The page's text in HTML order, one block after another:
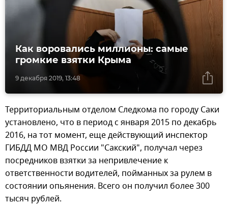
9 декабря 2019, 13:48
Как воровались миллионы: самые
громкие взятки Крыма
Территориальным отделом Следкома по городу Саки
установлено, что в период с января 2015 по декабрь
2016, на тот момент, еще действующий инспектор
ГИБДД МО МВД России "Сакский", получал через
посредников взятки за непривлечение к
ответственности водителей, пойманных за рулем в
состоянии опьянения. Всего он получил более 300
тысяч рублей.